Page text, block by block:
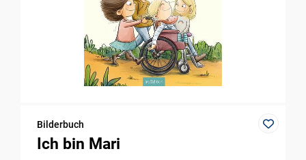
Bilderbuch
Ich bin Mari